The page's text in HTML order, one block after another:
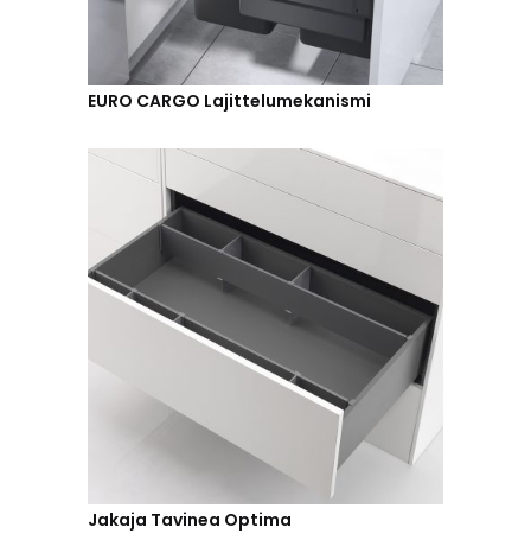
EURO CARGO Lajittelumekanismi
Jakaja Tavinea Optima